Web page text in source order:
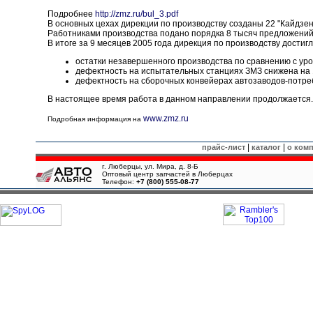
Подробнее http://zmz.ru/bul_3.pdf
В основных цехах дирекции по производству созданы 22
Работниками производства подано порядка 8 тысяч
В итоге за 9 месяцев 2005 года дирекция по производству
остатки незавершенного производства по сравнению с
дефектность на испытательных станциях ЗМЗ снижена на
дефектность на сборочных конвейерах автозаводов-
В настоящее время работа в данном направлении продолжается.
Подробная информация на www.zmz.ru
прайс-лист каталог о
г. Люберцы, ул. Мира, д. 8-Б
Оптовый центр запчастей в Люберцах
Телефон: +7 (800) 555-08-77